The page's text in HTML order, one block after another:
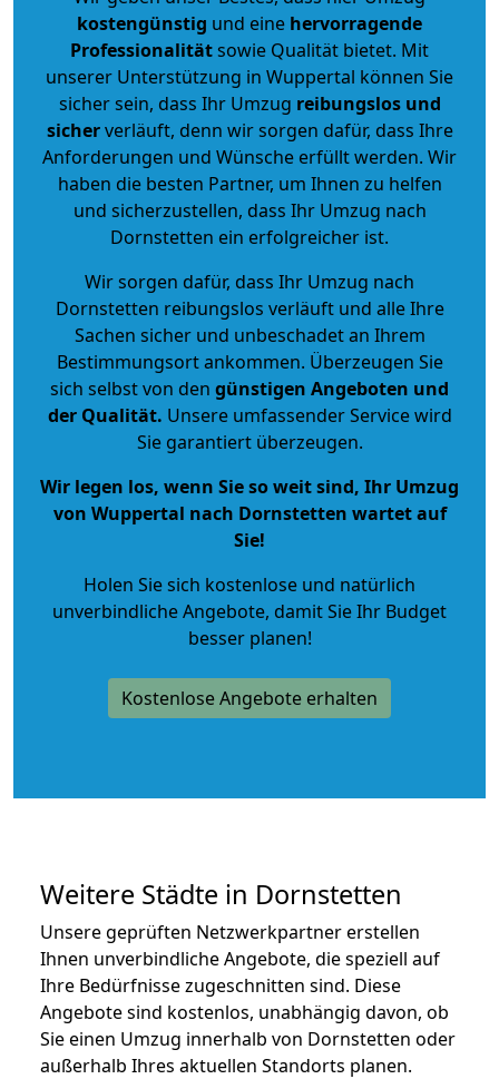
kostengünstig und eine hervorragende
Professionalitätsowie Qualität bietet. Mit
unserer Unterstützung in Wuppertal können Sie
sicher sein, dass Ihr Umzug reibungslos und
sicherverläuft, denn wir sorgen dafür, dass Ihre
Anforderungen und Wünsche erfüllt werden. Wir
haben die besten Partner, um Ihnen zu helfen
und sicherzustellen, dass Ihr Umzug nach
Dornstetten ein erfolgreicher ist.
Wir sorgen dafür, dass Ihr Umzug nach
Dornstetten reibungslos verläuft und alle Ihre
Sachen sicher und unbeschadet an Ihrem
Bestimmungsort ankommen. Überzeugen Sie
sich selbst von den günstigen Angeboten und
der Qualität. Unsere umfassender Service wird
Sie garantiert überzeugen.
Wir legen los, wenn Sie so weit sind, Ihr Umzug
von Wuppertal nach Dornstetten wartet auf
Sie!
Holen Sie sich kostenlose und natürlich
unverbindliche Angebote, damit Sie Ihr Budget
besser planen!
Kostenlose Angebote erhalten
Weitere Städte in Dornstetten
Unsere geprüften Netzwerkpartner erstellen
Ihnen unverbindliche Angebote, die speziell auf
Ihre Bedürfnisse zugeschnitten sind. Diese
Angebote sind kostenlos, unabhängig davon, ob
Sie einen Umzug innerhalb von Dornstetten oder
außerhalb Ihres aktuellen Standorts planen.